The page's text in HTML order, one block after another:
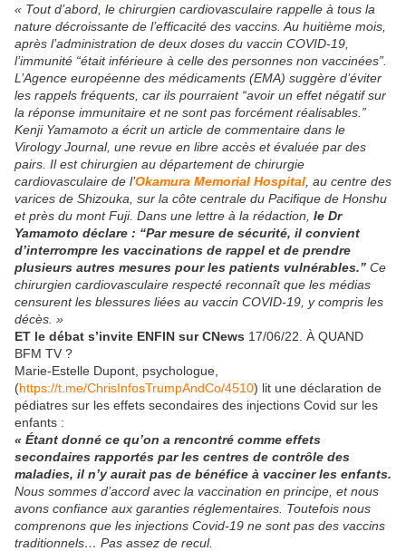
« Tout d’abord, le chirurgien cardiovasculaire rappelle à tous la
nature décroissante de l’efficacité des vaccins. Au huitième mois,
après l’administration de deux doses du vaccin COVID-19,
l’immunité “était inférieure à celle des personnes non vaccinées”.
L’Agence européenne des médicaments (EMA) suggère d’éviter
les rappels fréquents, car ils pourraient “avoir un effet négatif sur
la réponse immunitaire et ne sont pas forcément réalisables.”
Kenji Yamamoto a écrit un article de commentaire dans le
Virology Journal, une revue en libre accès et évaluée par des
pairs. Il est chirurgien au département de chirurgie
cardiovasculaire de l’Okamura Memorial Hospital , au centre des
varices de Shizouka, sur la côte centrale du Pacifique de Honshu
et près du mont Fuji. Dans une lettre à la rédaction, le Dr
Yamamoto déclare : “Par mesure de sécurité, il convient
d’interrompre les vaccinations de rappel et de prendre
plusieurs autres mesures pour les patients vulnérables.” Ce
chirurgien cardiovasculaire respecté reconnaît que les médias
censurent les blessures liées au vaccin COVID-19, y compris les
décès. »
ET le débat s’invite ENFIN sur CNews 17/06/22. À QUAND
BFM TV ?
Marie-Estelle Dupont, psychologue,
(https://t.me/ChrisInfosTrumpAndCo/4510) lit une déclaration de
pédiatres sur les effets secondaires des injections Covid sur les
enfants :
« Étant donné ce qu’on a rencontré comme effets
secondaires rapportés par les centres de contrôle des
maladies, il n’y aurait pas de bénéfice à vacciner les enfants.
Nous sommes d’accord avec la vaccination en principe, et nous
avons confiance aux garanties réglementaires. Toutefois nous
comprenons que les injections Covid-19 ne sont pas des vaccins
traditionnels… Pas assez de recul.